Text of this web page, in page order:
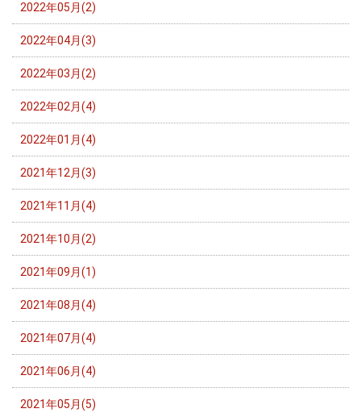
2022年05月(2)
2022年04月(3)
2022年03月(2)
2022年02月(4)
2022年01月(4)
2021年12月(3)
2021年11月(4)
2021年10月(2)
2021年09月(1)
2021年08月(4)
2021年07月(4)
2021年06月(4)
2021年05月(5)